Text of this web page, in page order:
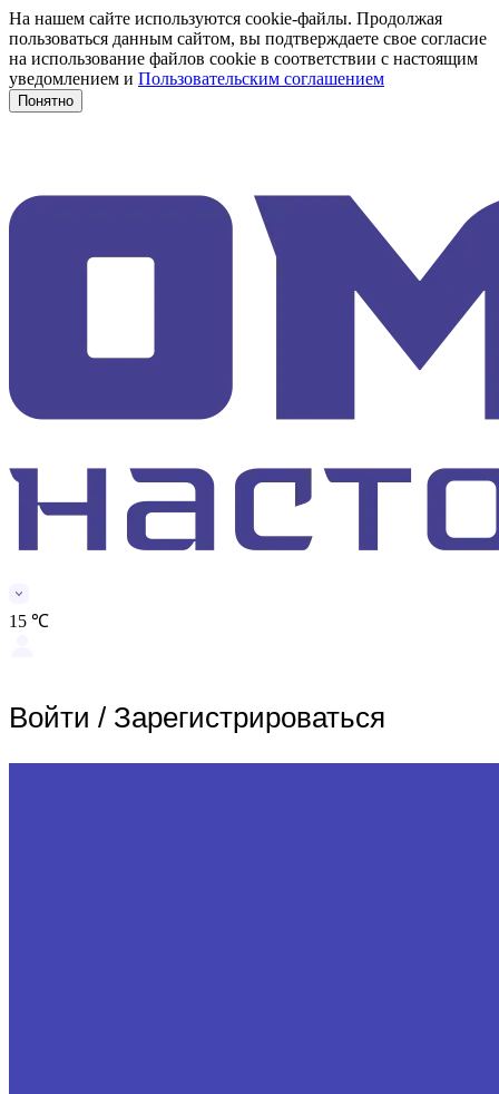
На нашем сайте используются cookie-файлы. Продолжая
пользоваться данным сайтом, вы подтверждаете свое согласие
на использование файлов cookie в соответствии с настоящим
уведомлением и Пользовательским соглашением
Понятно
15 ℃
Войти / Зарегистрироваться